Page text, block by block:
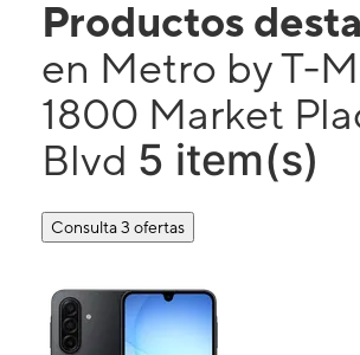
Productos
en Metro by T-
1800 Market
Blvd 5 item(s)
Consulta 3 ofertas